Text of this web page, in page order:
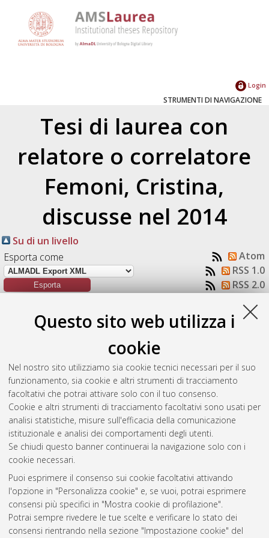
Questo sito web utilizza i
cookie
Nel nostro sito utilizziamo sia cookie tecnici necessari per il suo
funzionamento, sia cookie e altri strumenti di tracciamento
facoltativi che potrai attivare solo con il tuo consenso.
Cookie e altri strumenti di tracciamento facoltativi sono usati per
analisi statistiche, misure sull'efficacia della comunicazione
istituzionale e analisi dei comportamenti degli utenti.
Se chiudi questo banner continuerai la navigazione solo con i
cookie necessari.
Puoi esprimere il consenso sui cookie facoltativi attivando
l'opzione in "Personalizza cookie" e, se vuoi, potrai esprimere
consensi più specifici in "Mostra cookie di profilazione".
Potrai sempre rivedere le tue scelte e verificare lo stato dei
consensi rientrando nella sezione "Impostazione cookie" del
Login
STRUMENTI DI NAVIGAZIONE
Tesi di laurea con
relatore o correlatore
Femoni, Cristina,
discusse nel 2014
Su di un livello
Esporta come
Atom
RSS 1.0
RSS 2.0
Tipologia della tesi|
Nessun raggruppamento
Ermini, Marco(2014)Cluster carbonilici eterometallici di
rodio: Sintesi di nuove specie molecolari e studio della loro
reattività.[Laurea magistrale], Università di Bologna, Corso di
Studio inChimica industriale [LM-DM270]
Questa lista e' stata generata ilFri Aug 7 10:21:36 2026 CEST
Atom
Rss 1.0
Rss 2.0